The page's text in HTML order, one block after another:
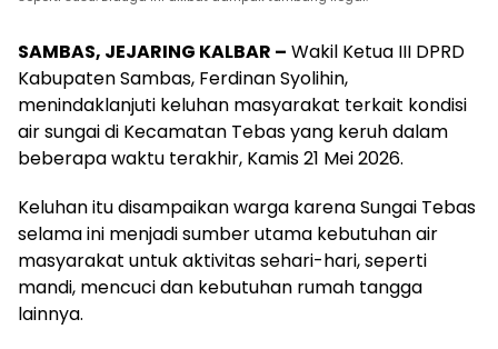
SAMBAS, JEJARING KALBAR – Wakil Ketua III DPRD
Kabupaten Sambas, Ferdinan Syolihin,
menindaklanjuti keluhan masyarakat terkait kondisi
air sungai di Kecamatan Tebas yang keruh dalam
beberapa waktu terakhir, Kamis 21 Mei 2026.
Keluhan itu disampaikan warga karena Sungai Tebas
selama ini menjadi sumber utama kebutuhan air
masyarakat untuk aktivitas sehari-hari, seperti
mandi, mencuci dan kebutuhan rumah tangga
lainnya.